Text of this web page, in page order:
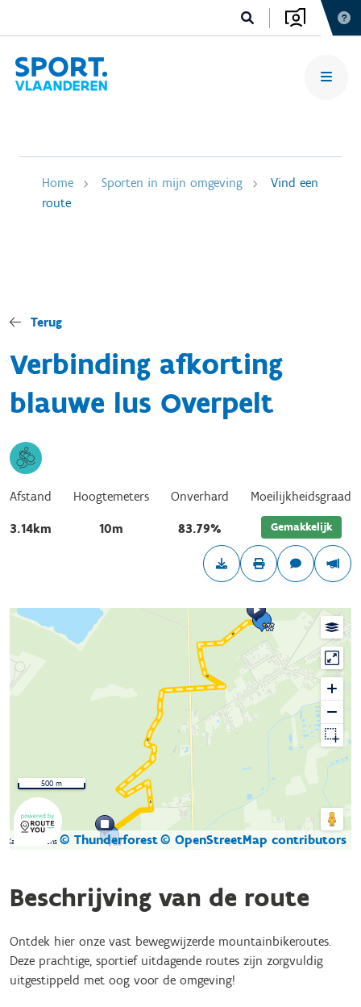
Home Sporten in mijn omgeving
Vind een
route
Terug
Verbinding afkorting
blauwe lus Overpelt
Afstand
3.14km
Hoogtemeters
10m
Onverhard
83.79%
Moeilijkheidsgraad
Gemakkelijk
Kaartgegevens © Thunderforest© OpenStreetMap contributors
500 m
Beschrijving van de route
Ontdek hier onze vast bewegwijzerde mountainbikeroutes.
Deze prachtige, sportief uitdagende routes zijn zorgvuldig
uitgestippeld met oog voor de omgeving!